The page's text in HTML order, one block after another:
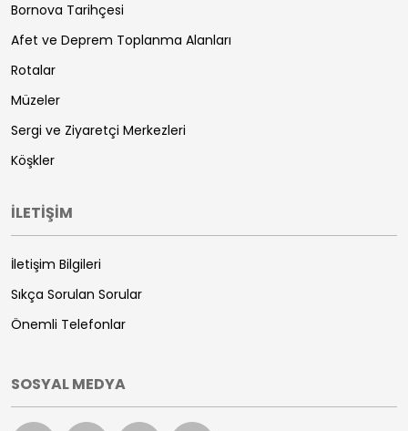
Bornova Tarihçesi
Afet ve Deprem Toplanma Alanları
Rotalar
Müzeler
Sergi ve Ziyaretçi Merkezleri
Köşkler
İLETİŞİM
İletişim Bilgileri
Sıkça Sorulan Sorular
Önemli Telefonlar
SOSYAL MEDYA